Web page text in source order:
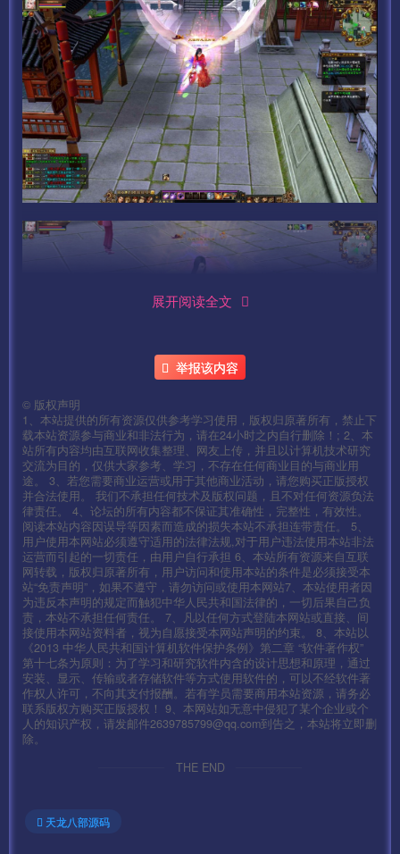
展开阅读全文
举报该内容
© 版权声明
1、本站提供的所有资源仅供参考学习使用，版权归原著所有，禁止下
载本站资源参与商业和非法行为，请在24小时之内自行删除！; 2、本
站所有内容均由互联网收集整理、网友上传，并且以计算机技术研究
交流为目的，仅供大家参考、学习，不存在任何商业目的与商业用
途。 3、若您需要商业运营或用于其他商业活动，请您购买正版授权
并合法使用。 我们不承担任何技术及版权问题，且不对任何资源负法
律责任。 4、论坛的所有内容都不保证其准确性，完整性，有效性。
阅读本站内容因误导等因素而造成的损失本站不承担连带责任。 5、
用户使用本网站必须遵守适用的法律法规,对于用户违法使用本站非法
运营而引起的一切责任，由用户自行承担 6、本站所有资源来自互联
网转载，版权归原著所有，用户访问和使用本站的条件是必须接受本
站“免责声明”，如果不遵守，请勿访问或使用本网站7、本站使用者因
为违反本声明的规定而触犯中华人民共和国法律的，一切后果自己负
责，本站不承担任何责任。 7、凡以任何方式登陆本网站或直接、间
接使用本网站资料者，视为自愿接受本网站声明的约束。 8、本站以
《2013 中华人民共和国计算机软件保护条例》第二章 “软件著作权”
第十七条为原则：为了学习和研究软件内含的设计思想和原理，通过
安装、显示、传输或者存储软件等方式使用软件的，可以不经软件著
作权人许可，不向其支付报酬。若有学员需要商用本站资源，请务必
联系版权方购买正版授权！ 9、本网站如无意中侵犯了某个企业或个
人的知识产权，请发邮件2639785799@qq.com到告之，本站将立即删
除。
THE END
天龙八部源码